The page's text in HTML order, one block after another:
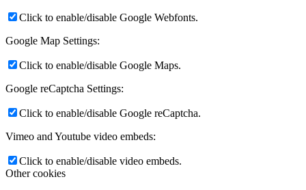
Click to enable/disable Google Webfonts.
Google Map Settings:
Click to enable/disable Google Maps.
Google reCaptcha Settings:
Click to enable/disable Google reCaptcha.
Vimeo and Youtube video embeds:
Click to enable/disable video embeds.
Other cookies